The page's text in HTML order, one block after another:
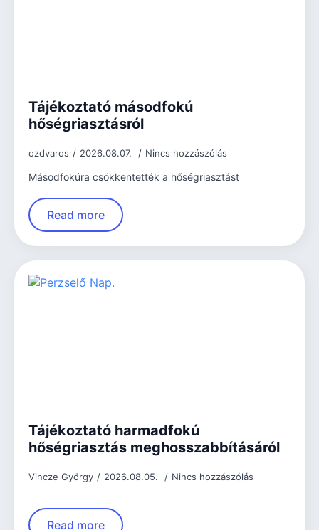
Tájékoztató másodfokú
hőségriasztásról
ozdvaros 2026.08.07. Nincs hozzászólás
Másodfokúra csökkentették a hőségriasztást
Read more
Tájékoztató harmadfokú
hőségriasztás meghosszabbításáról
Vincze György 2026.08.05. Nincs hozzászólás
Read more